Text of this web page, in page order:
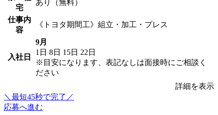
宅
あり（無料）
仕事内
容
《トヨタ期間工》組立・加工・プレス
入社日
9月
1日 8日 15日 22日
※目安になります、表記なしは面接時にご相談く
ださい
詳細を表示
＼最短45秒で完了／
応募へ進む